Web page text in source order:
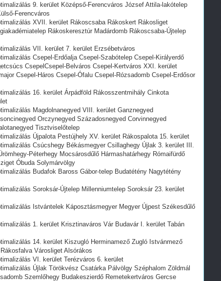
9. kerület Középső-Ferencváros József Attila-lakótelep
Ferencváros
XVII. kerület Rákoscsaba Rákoskert Rákosliget
Rákoskeresztúr Madárdomb Rákoscsaba-Újtelep
VII. kerület 7. kerület Erzsébetváros
Csepel-Erdőalja Csepel-Szabótelep Csepel-Királyerdő
CsepelCsepel-Belváros Csepel-Kertváros XXI. kerület
Csepel-Háros Csepel-Ófalu Csepel-Rózsadomb Csepel-Erdősor
16. kerület Árpádföld Rákosszentmihály Cinkota
Magdolnanegyed VIII. kerület Ganznegyed
Orczynegyed Századosnegyed Corvinnegyed
Tisztviselőtelep
Újpalota Pestújhely XV. kerület Rákospalota 15. kerület
Csúcshegy Békásmegyer Csillaghegy Újlak 3. kerület III.
Péterhegy Mocsárosdűlő Hármashatárhegy Rómaifürdő
Óbuda Solymárvölgy
Budafok Baross Gábor-telep Budatétény Nagytétény
Soroksár-Újtelep Millenniumtelep Soroksár 23. kerület
Istvántelek Káposztásmegyer Megyer Újpest Székesdűlő
1. kerület Krisztinaváros Vár Budavár I. kerület Tabán
14. kerület Kiszugló Herminamező Zugló Istvánmező
Városliget Alsórákos
VI. kerület Terézváros 6. kerület
Újlak Törökvész Csatárka Pálvölgy Széphalom Zöldmál
Szemlőhegy Budakeszierdő Remetekertváros Gercse